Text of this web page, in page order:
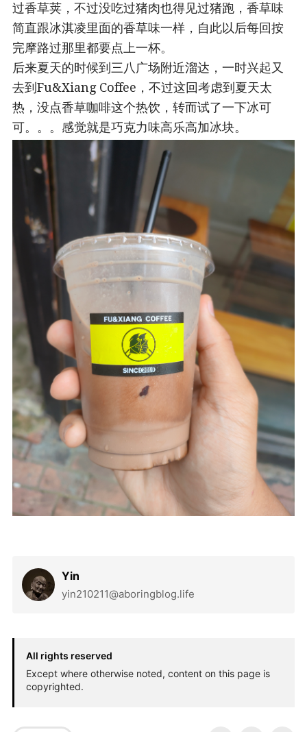
过香草荚，不过没吃过猪肉也得见过猪跑，香草味
简直跟冰淇凌里面的香草味一样，自此以后每回按
完摩路过那里都要点上一杯。
后来夏天的时候到三八广场附近溜达，一时兴起又
去到Fu&Xiang Coffee，不过这回考虑到夏天太
热，没点香草咖啡这个热饮，转而试了一下冰可
可。。。感觉就是巧克力味高乐高加冰块。
Yin
yin210211@aboringblog.life
All rights reserved
Except where otherwise noted, content on this page is
copyrighted.